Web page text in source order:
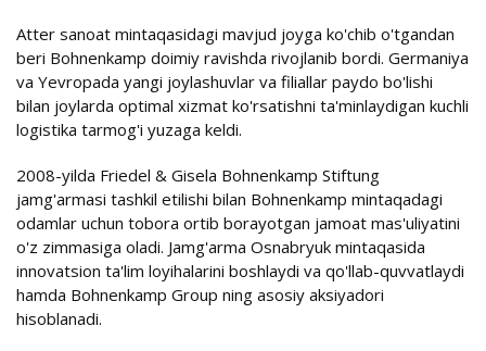
Atter sanoat mintaqasidagi mavjud joyga ko'chib o'tgandan
beri Bohnenkamp doimiy ravishda rivojlanib bordi. Germaniya
va Yevropada yangi joylashuvlar va filiallar paydo bo'lishi
bilan joylarda optimal xizmat ko'rsatishni ta'minlaydigan kuchli
logistika tarmog'i yuzaga keldi.
2008-yilda Friedel & Gisela Bohnenkamp Stiftung
jamg'armasi tashkil etilishi bilan Bohnenkamp mintaqadagi
odamlar uchun tobora ortib borayotgan jamoat mas'uliyatini
o'z zimmasiga oladi. Jamg'arma Osnabryuk mintaqasida
innovatsion ta'lim loyihalarini boshlaydi va qo'llab-quvvatlaydi
hamda Bohnenkamp Group ning asosiy aksiyadori
hisoblanadi.